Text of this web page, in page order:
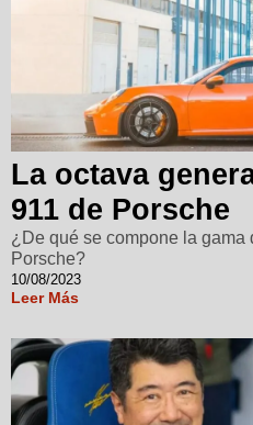
La octava
911 de Porsche
¿De qué se compone la gama
Porsche?
10/08/2023
Leer Más